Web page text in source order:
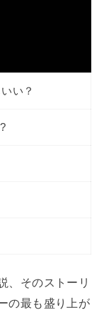
い？
、そのストーリ
の最も盛り上が